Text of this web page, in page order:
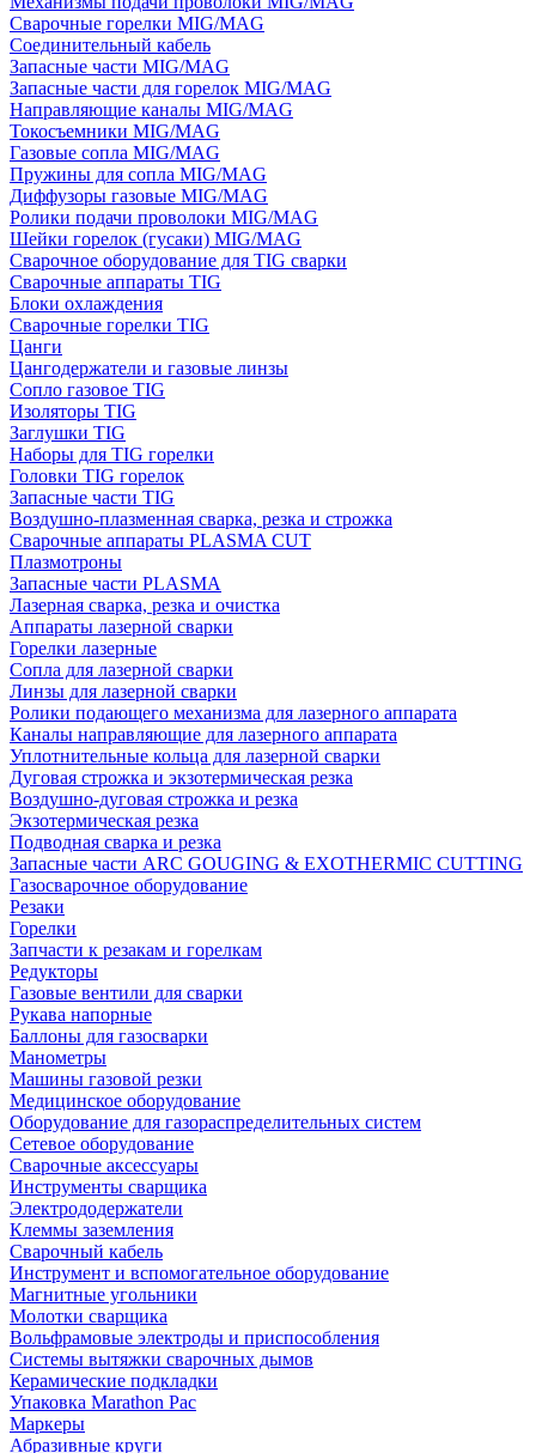
Сварочные горелки MIG/MAG
Соединительный кабель
Запасные части MIG/MAG
Запасные части для горелок MIG/MAG
Направляющие каналы MIG/MAG
Токосъемники MIG/MAG
Газовые сопла MIG/MAG
Пружины для сопла MIG/MAG
Диффузоры газовые MIG/MAG
Ролики подачи проволоки MIG/MAG
Шейки горелок (гусаки) MIG/MAG
Сварочное оборудование для TIG сварки
Сварочные аппараты TIG
Блоки охлаждения
Сварочные горелки TIG
Цанги
Цангодержатели и газовые линзы
Сопло газовое TIG
Изоляторы TIG
Заглушки TIG
Наборы для TIG горелки
Головки TIG горелок
Запасные части TIG
Воздушно-плазменная сварка, резка и строжка
Сварочные аппараты PLASMA CUT
Плазмотроны
Запасные части PLASMA
Лазерная сварка, резка и очистка
Аппараты лазерной сварки
Горелки лазерные
Сопла для лазерной сварки
Линзы для лазерной сварки
Ролики подающего механизма для лазерного аппарата
Каналы направляющие для лазерного аппарата
Уплотнительные кольца для лазерной сварки
Дуговая строжка и экзотермическая резка
Воздушно-дуговая строжка и резка
Экзотермическая резка
Подводная сварка и резка
Запасные части ARC GOUGING & EXOTHERMIC CUTTING
Газосварочное оборудование
Резаки
Горелки
Запчасти к резакам и горелкам
Редукторы
Газовые вентили для сварки
Рукава напорные
Баллоны для газосварки
Манометры
Машины газовой резки
Медицинское оборудование
Оборудование для газораспределительных систем
Сетевое оборудование
Сварочные аксессуары
Инструменты сварщика
Электрододержатели
Клеммы заземления
Сварочный кабель
Инструмент и вспомогательное оборудование
Магнитные угольники
Молотки сварщика
Вольфрамовые электроды и приспособления
Системы вытяжки сварочных дымов
Керамические подкладки
Упаковка Marathon Pac
Маркеры
Абразивные круги